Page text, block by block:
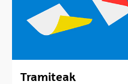
Tramiteak